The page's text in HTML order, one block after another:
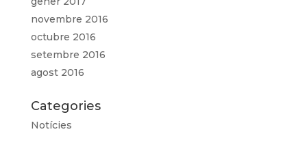
novembre 2016
octubre 2016
setembre 2016
agost 2016
Categories
Notícies